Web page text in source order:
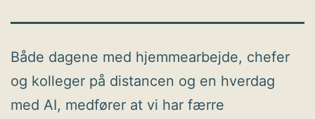
Både dagene med hjemmearbejde, chefer
og kolleger på distancen og en hverdag
med AI, medfører at vi har færre